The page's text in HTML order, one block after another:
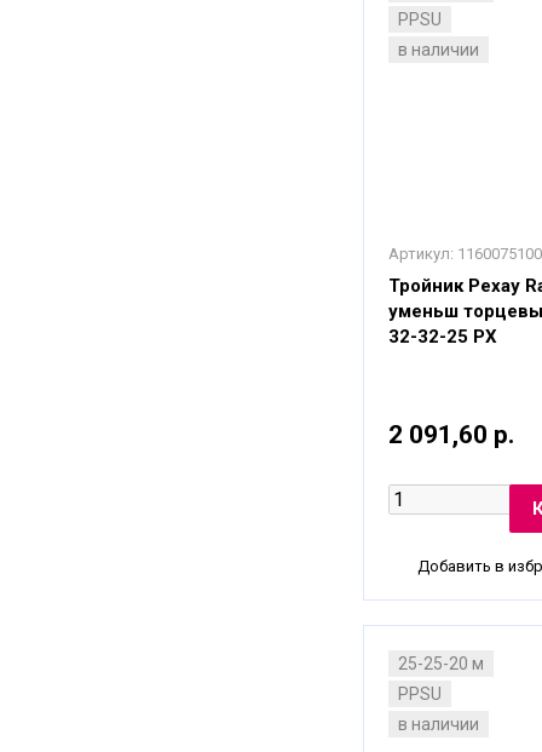
PPSU
в наличии
Артикул:
Тройник Рехау
уменьш
32-32-25 PX
2 091,60 р.
Добавить в
25-25-20 м
PPSU
в наличии